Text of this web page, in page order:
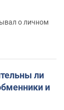
о личном
ли
и